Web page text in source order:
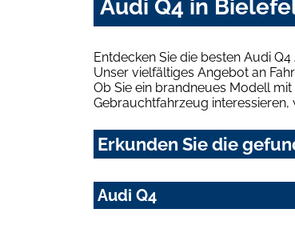
Audi Q4 in
Entdecken Sie die besten Audi
Unser vielfältiges Angebot an
Ob Sie ein brandneues Modell
Gebrauchtfahrzeug interessieren,
Erkunden Sie die
Audi Q4